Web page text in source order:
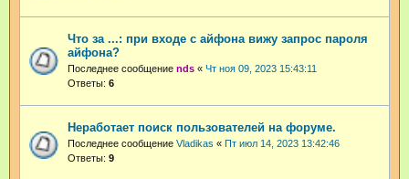
Что за ...: при входе с айфона вижу запрос пароля
айфона?
Последнее сообщение nds « Чт ноя 09, 2023 15:43:11
Ответы: 6
Неработает поиск пользователей на форуме.
Последнее сообщение Vladikas « Пт июл 14, 2023 13:42:46
Ответы: 9